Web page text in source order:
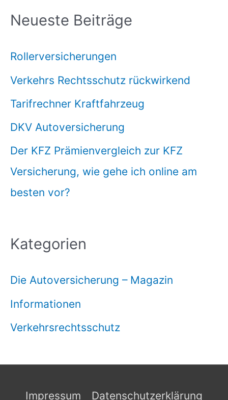
Neueste Beiträge
Rollerversicherungen
Verkehrs Rechtsschutz rückwirkend
Tarifrechner Kraftfahrzeug
DKV Autoversicherung
Der KFZ Prämienvergleich zur KFZ
Versicherung, wie gehe ich online am
besten vor?
Kategorien
Die Autoversicherung – Magazin
Informationen
Verkehrsrechtsschutz
Impressum Datenschutzerklärung